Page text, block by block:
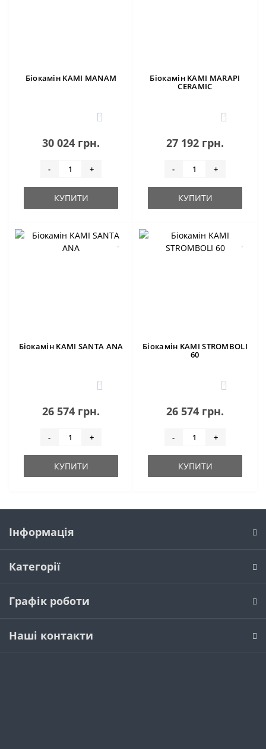
Біокамін KAMI MANAM
0
30 024 грн.
- +
КУПИТИ
Біокамін KAMI MARAPI
CERAMIC
0
27 192 грн.
- +
КУПИТИ
Біокамін KAMI SANTA ANA
0
26 574 грн.
- +
КУПИТИ
Біокамін KAMI STROMBOLI
60
0
26 574 грн.
- +
КУПИТИ
Інформація
Категорії
Графік роботи
Наші контакти